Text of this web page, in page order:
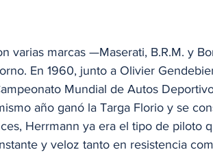
varias marcas —Maserati, B.R.M. y
En 1960, junto a Olivier
Mundial de Autos
año ganó la Targa Florio y se
Herrmann ya era el tipo de piloto
y veloz tanto en resistencia